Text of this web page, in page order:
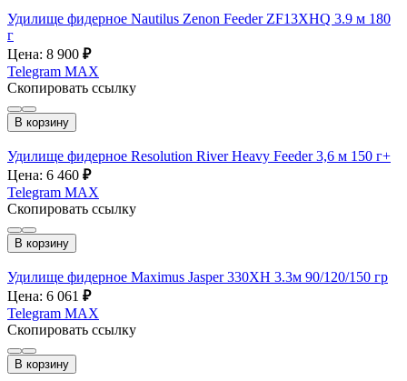
Удилище фидерное Nautilus Zenon Feeder ZF13XHQ 3.9 м 180
г
Цена: 8 900 ₽
Telegram MAX
Скопировать ссылку
В корзину
Удилище фидерное Resolution River Heavy Feeder 3,6 м 150 г+
Цена: 6 460 ₽
Telegram MAX
Скопировать ссылку
В корзину
Удилище фидерное Maximus Jasper 330XH 3.3м 90/120/150 гр
Цена: 6 061 ₽
Telegram MAX
Скопировать ссылку
В корзину